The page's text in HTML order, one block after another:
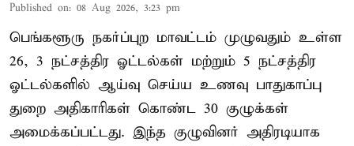
Published on: 08 Aug 2026, 3:23 pm
பெங்களூரு நகர்ப்புற மாவட்டம் முழுவதும் உள்ள
26, 3 நட்சத்திர ஓட்டல்கள் மற்றும் 5 நட்சத்திர
ஓட்டல்களில் ஆய்வு செய்ய உணவு பாதுகாப்பு
துறை அதிகாரிகள் கொண்ட 30 குழுக்கள்
அமைக்கப்பட்டது. இந்த குழுவினர் அதிரடியாக